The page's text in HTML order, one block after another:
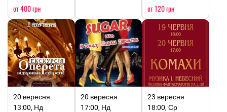
от 400 грн от 120 грн
20 вересня
13:00, Нд
20 вересня
17:00, Нд
23 вересня
18:00, Ср